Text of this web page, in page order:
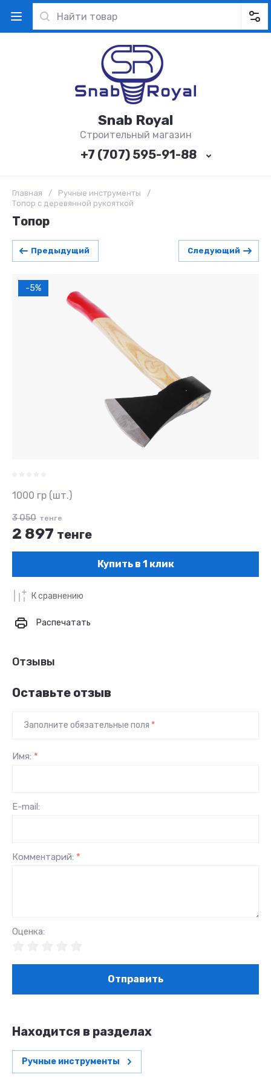
Snab Royal
Строительный магазин
+7 (707) 595-91-88
Главная / Ручные инструменты
/
Топор с деревянной рукояткой
Топор
Предыдущий Следующий
-5%
1000 гр (шт.)
3 050 тенге
2 897 тенге
Купить в 1 клик
К сравнению
Распечатать
Отзывы
Оставьте отзыв
Заполните обязательные поля *
Имя: *
E-mail:
Комментарий: *
Оценка:
Отправить
Находится в разделах
Ручные инструменты